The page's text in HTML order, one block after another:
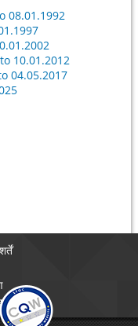
08.01.1992
to 10.01.2012
to 04.05.2017